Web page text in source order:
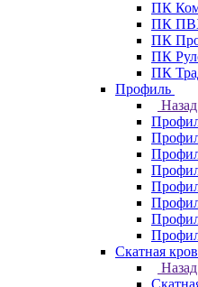
ПК
ПК
ПК
ПК
ПК
Профиль
Назад
Скатная
Назад